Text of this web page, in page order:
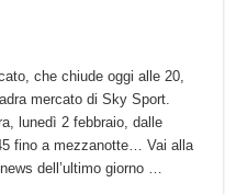
che chiude oggi alle 20,
mercato di Sky Sport.
lunedì 2 febbraio, dalle
fino a mezzanotte… Vai alla
dell’ultimo giorno …